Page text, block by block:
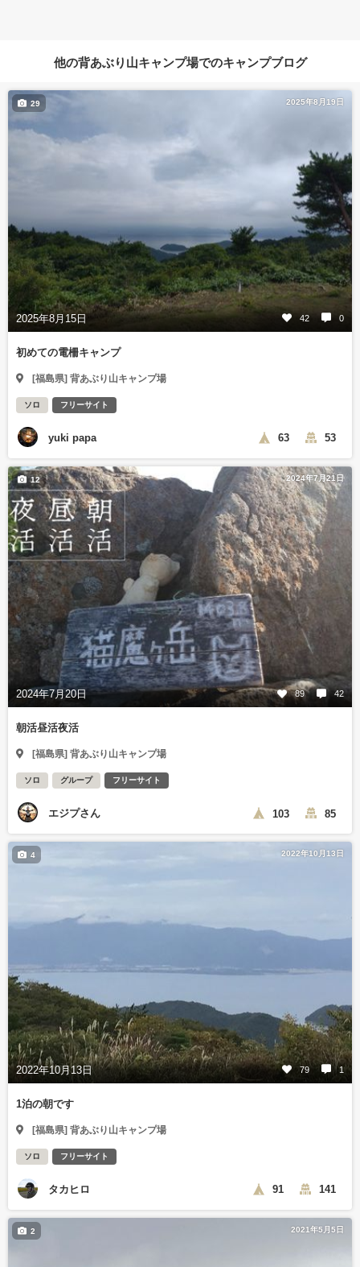
他の背あぶり山キャンプ場でのキャンプブログ
2025年8月19日
2025年8月15日 42 0
29
初めての電柵キャンプ
[福島県] 背あぶり山キャンプ場
ソロ フリーサイト
yuki papa 63 53
2024年7月21日
2024年7月20日 89 42
12
朝活昼活夜活
[福島県] 背あぶり山キャンプ場
ソロ グループ フリーサイト
エジプさん 103 85
2022年10月13日
2022年10月13日 79 1
4
1泊の朝です
[福島県] 背あぶり山キャンプ場
ソロ フリーサイト
タカヒロ 91 141
2021年5月5日
2